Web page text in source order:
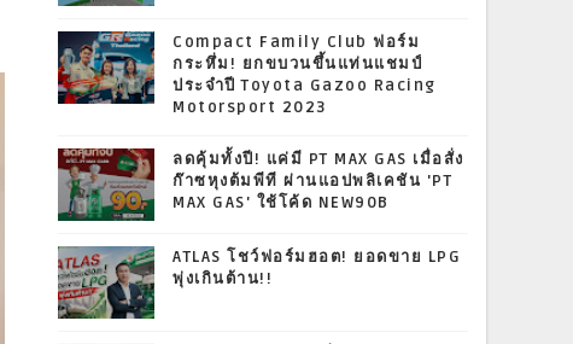
Compact Family Club ฟอร์ม
กระหึ่ม! ยกขบวนขึ้นแท่นแชมป์
ประจำปี Toyota Gazoo Racing
Motorsport 2023
ลดคุ้มทั้งปี! แค่มี PT MAX GAS เมื่อสั่ง
ก๊าซหุงต้มพีที ผ่านแอปพลิเคชัน 'PT
MAX GAS' ใช้โค้ด NEW90B
ATLAS โชว์ฟอร์มฮอต! ยอดขาย LPG
พุ่งเกินต้าน!!